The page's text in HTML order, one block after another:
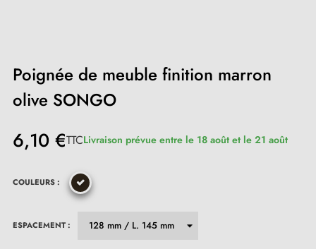
Poignée de meuble finition marron
olive SONGO
6,10 €TTCLivraison prévue entre le 18 août et le 21 août
COULEURS :
ESPACEMENT :